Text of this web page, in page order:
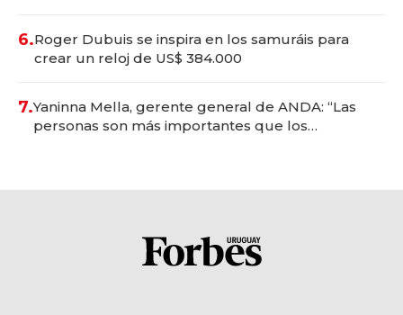
6.Roger Dubuis se inspira en los samuráis para
crear un reloj de US$ 384.000
7.Yaninna Mella, gerente general de ANDA: “Las
personas son más importantes que los